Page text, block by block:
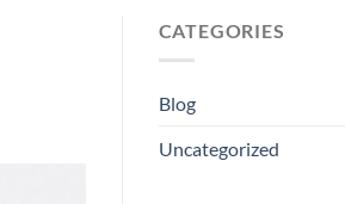
CATEGORIES
Blog
Uncategorized